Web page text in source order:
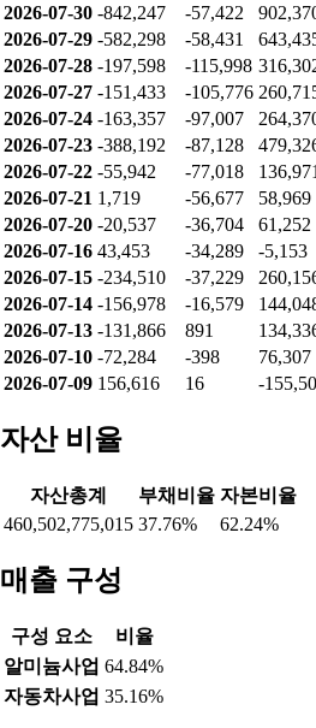
2026-07-30 -842,247 -57,422
2026-07-29 -582,298 -58,431
2026-07-28 -197,598 -115,998
2026-07-27 -151,433 -105,776
2026-07-24 -163,357 -97,007
2026-07-23 -388,192 -87,128
2026-07-22 -55,942 -77,018
136,971
2026-07-21 1,719 -56,677
58,969
2026-07-20 -20,537 -36,704
61,252
2026-07-16 43,453 -34,289
-5,153
2026-07-15 -234,510 -37,229
2026-07-14 -156,978 -16,579
2026-07-13 -131,866 891
2026-07-10 -72,284 -398
76,307
2026-07-09 156,616 16 -
자산 비율
자산총계 부채비율 자본비율
460,502,775,015 37.76% 62.24%
매출 구성
구성 요소
비율
알미늄사업 64.84%
자동차사업 35.16%